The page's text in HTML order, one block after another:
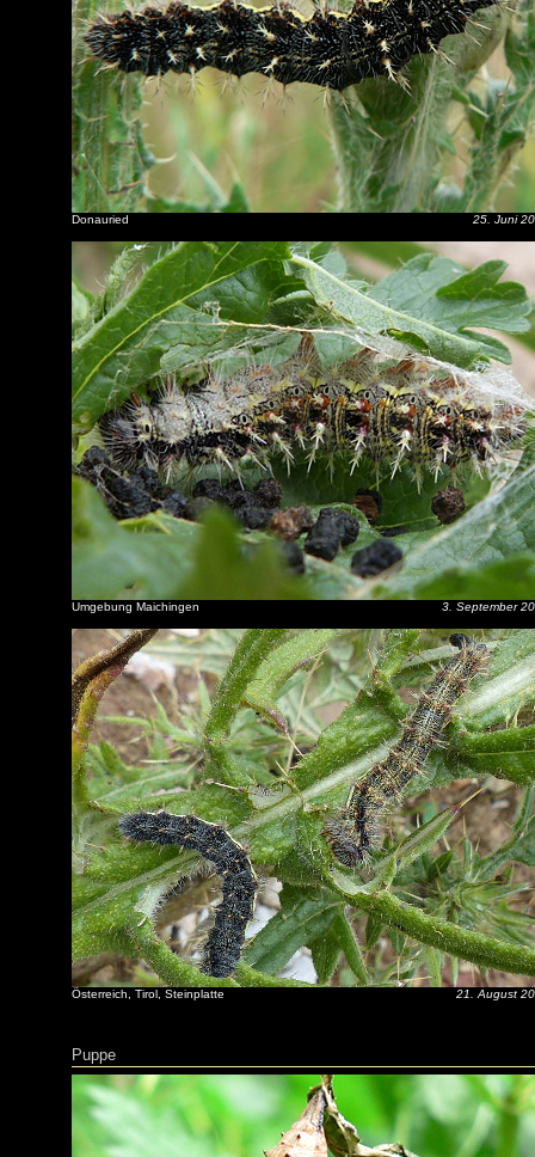
Donauried 25. Juni
Umgebung Maichingen 3. September
Österreich, Tirol, Steinplatte 21. August
Puppe